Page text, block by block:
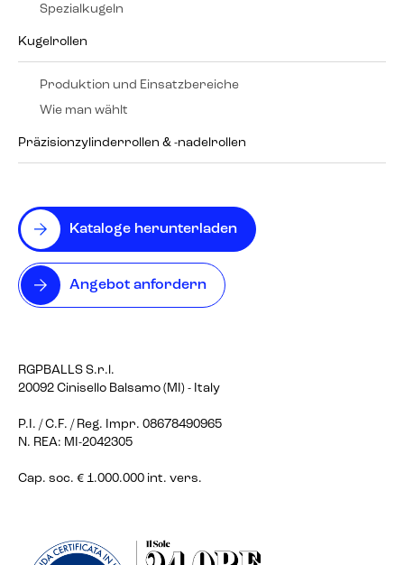
Kataloge herunterladen
Angebot anfordern
RGPBALLS S.r.l.
20092 Cinisello Balsamo (MI) - Italy
P.I. / C.F. / Reg. Impr. 08678490965
N. REA: MI-2042305
Cap. soc. € 1.000.000 int. vers.
Spezialkugeln
Kugelrollen
Produktion und Einsatzbereiche
Wie man wählt
Präzisionzylinderrollen & -nadelrollen